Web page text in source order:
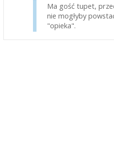
Ma gość tupet,
nie mogłyby
"opieka".